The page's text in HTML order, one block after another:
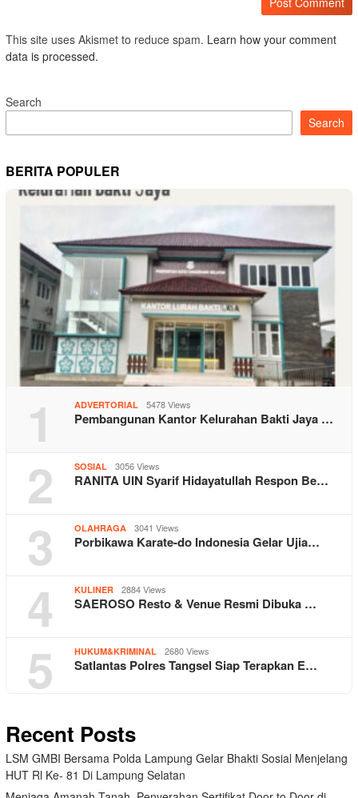
This site uses Akismet to reduce spam. Learn how your comment
data is processed.
Search
Search
BERITA POPULER
1 ADVERTORIAL 5478 Views
Pembangunan Kantor Kelurahan Bakti Jaya …
2 SOSIAL 3056 Views
RANITA UIN Syarif Hidayatullah Respon Be…
3 OLAHRAGA 3041 Views
Porbikawa Karate-do Indonesia Gelar Ujia…
4 KULINER 2884 Views
SAEROSO Resto & Venue Resmi Dibuka …
5 HUKUM&KRIMINAL 2680 Views
Satlantas Polres Tangsel Siap Terapkan E…
Recent Posts
LSM GMBI Bersama Polda Lampung Gelar Bhakti Sosial Menjelang
HUT Rl Ke- 81 Di Lampung Selatan